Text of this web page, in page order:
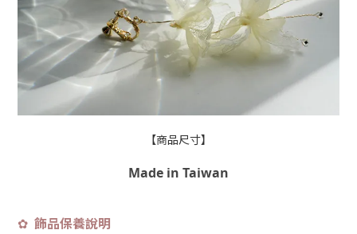
【商品尺寸】
Made in Taiwan
✿ 飾品保養說明